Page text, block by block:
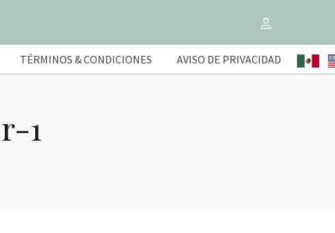
TÉRMINOS & CONDICIONES AVISO DE PRIVACIDAD
1